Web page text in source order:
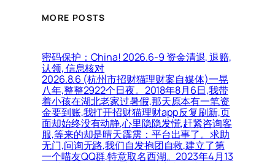
MORE POSTS
密码保护：China! 2026.6-9 资金清退, 退赔,
认领, 信息核对
2026.8.6 (杭州市招财猫理财案自媒体)一晃
八年,整整2922个日夜。2018年8月6日,我带
着小孩在湖北老家过暑假,那天原本有一笔资
金要到账,我打开招财猫理财app反复刷新,页
面却始终没有动静,心里隐隐发慌,赶紧咨询客
服,等来的却是晴天霹雳：平台出事了。求助
无门,问询无路,我们自发抱团自救,建立了第
一个喵友QQ群,特意取名西湖。2023年4月13